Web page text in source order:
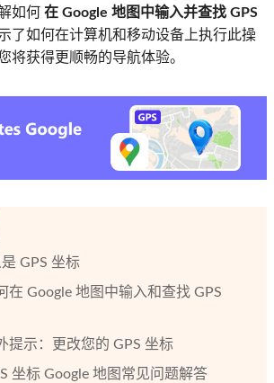
如何 在 Google 地图中输入并查找 GPS
了如何在计算机和移动设备上执行此操
将获得更顺畅的导航体验。
GPS 坐标
在 Google 地图中输入和查找 GPS
提示：更改您的 GPS 坐标
坐标 Google 地图常见问题解答